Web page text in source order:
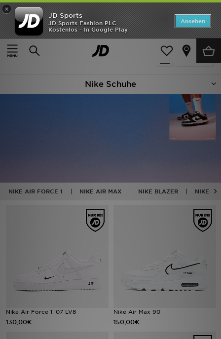
×
JD Sports
JD Sports Fashion PLC
Kostenlos - In Google Play
Ansehen
Startseite
Nike Schuhe
verfeinern
566 Produkte
Nike Schuhe
NIKE AIR FORCE 1 NIKE AIR MAX NIKE BLAZER NIKE
Nike Air Force 1 '07 LV8
130,00€
Nike Air Max 90
150,00€
Startseite
ANGEBOTE
Lade Die APP
Geschenkkarte
Filialfinder